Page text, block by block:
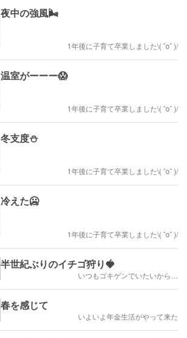
夜中の強風🌬️
1年後に子育て卒業しました\( ˆoˆ )/
温室がーーー😱
1年後に子育て卒業しました\( ˆoˆ )/
冬支度⛄️
1年後に子育て卒業しました\( ˆoˆ )/
冷えた🥶
1年後に子育て卒業しました\( ˆoˆ )/
半世紀ぶりのイチゴ狩り🍓
いつもゴキゲンでいたいから…
春を感じて
いよいよ年金生活がやって来た